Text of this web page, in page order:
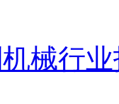
械行